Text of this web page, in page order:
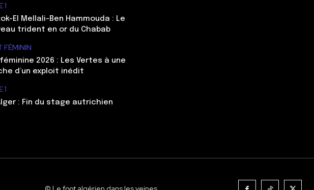
1
El Mellali-Ben Hammouda : Le
trident en or du Chabab
FÉMININ
féminine 2026 : Les Vertes à une
d’un exploit inédit
1
: Fin du stage autrichien